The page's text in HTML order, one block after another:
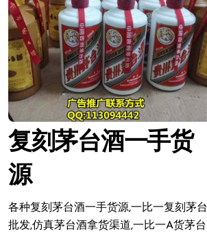
复刻茅台酒一手货
源
各种复刻茅台酒一手货源,一比一复刻茅台
批发,仿真茅台酒拿货渠道,一比一A货茅台